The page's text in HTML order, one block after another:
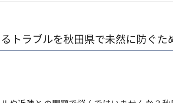
トラブルを秋田県で未然に防ぐ